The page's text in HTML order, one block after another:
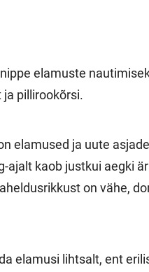
elamuste
pillirookõrsi.
elamused ja uute
ajalt kaob justkui aegki
on vähe,
elamusi lihtsalt, ent